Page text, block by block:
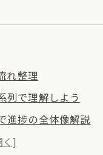
れ整理
列で理解しよう
進捗の全体像解説
さえるべき手順